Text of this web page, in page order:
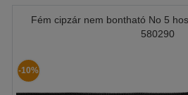
Fém cipzár nem bontható No 5
580290
-10%